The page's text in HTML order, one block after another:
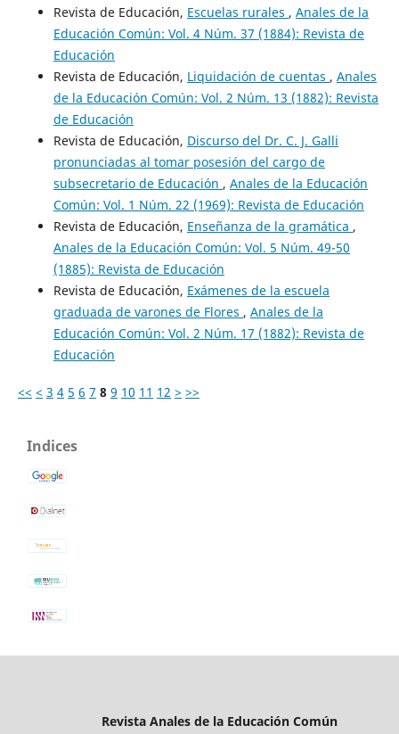
Revista de Educación, Escuelas rurales , Anales de la
Educación Común: Vol. 4 Núm. 37 (1884): Revista de
Educación
Revista de Educación, Liquidación de cuentas , Anales
de la Educación Común: Vol. 2 Núm. 13 (1882): Revista
de Educación
Revista de Educación, Discurso del Dr. C. J. Galli
pronunciadas al tomar posesión del cargo de
subsecretario de Educación , Anales de la Educación
Común: Vol. 1 Núm. 22 (1969): Revista de Educación
Revista de Educación, Enseñanza de la gramática ,
Anales de la Educación Común: Vol. 5 Núm. 49-50
(1885): Revista de Educación
Revista de Educación, Exámenes de la escuela
graduada de varones de Flores , Anales de la
Educación Común: Vol. 2 Núm. 17 (1882): Revista de
Educación
<< < 3 4 5 6 7 8 9 10 11 12 > >>
Indices
Revista Anales de la Educación Común